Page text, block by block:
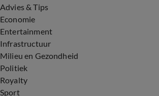
Advies & Tips
Economie
Entertainment
Infrastructuur
Milieu en Gezondheid
Politiek
Royalty
Sport